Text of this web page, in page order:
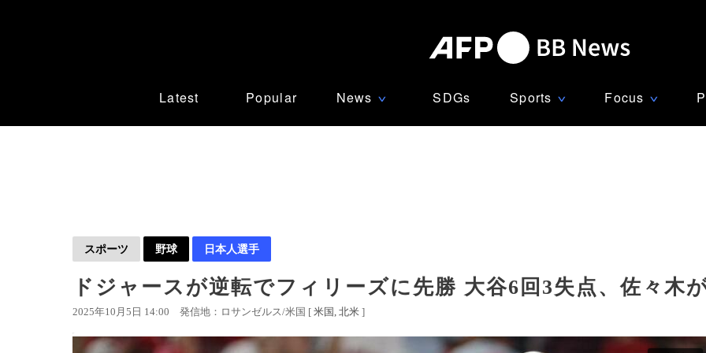
Latest Popular News ∨ SDGs Sports ∨ Focus ∨
スポーツ 野球 日本人選手
ドジャースが逆転でフィリーズに先勝 大谷6回3失点、佐々木
2025年10月5日 14:00 発信地：ロサンゼルス/米国 [ 米国 北米 ]